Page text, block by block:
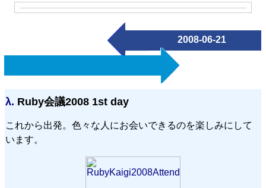
2008-06-21
λ. Ruby会議2008 1st day
これから出発。色々な人にお会いできるのを楽しみにして
います。